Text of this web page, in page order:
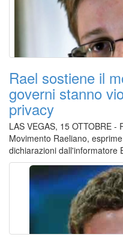
Rael sostiene il
governi stanno
privacy
LAS VEGAS, 15 OTTOBRE -
Movimento Raeliano,
dichiarazioni dall'informatore